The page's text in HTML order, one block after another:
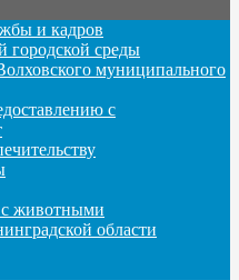
и кадров
городской среды
муниципального
с
с животными
области